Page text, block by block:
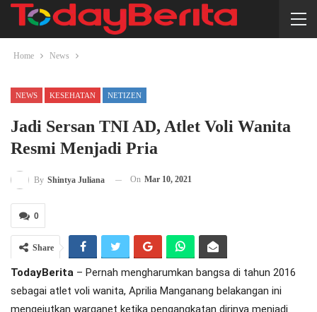
Home News
NEWS KESEHATAN NETIZEN
Jadi Sersan TNI AD, Atlet Voli Wanita
Resmi Menjadi Pria
By Shintya Juliana On Mar 10, 2021
0
Share
TodayBerita – Pernah mengharumkan bangsa di tahun 2016
sebagai atlet voli wanita, Aprilia Manganang belakangan ini
mengejutkan warganet ketika pengangkatan dirinya menjadi